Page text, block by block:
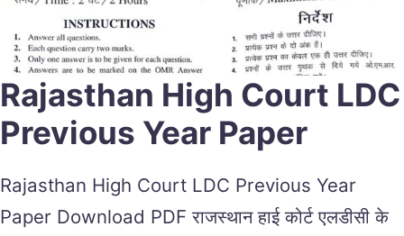
Rajasthan High Court LDC
Previous Year Paper
Rajasthan High Court LDC Previous Year
Paper Download PDF राजस्थान हाई कोर्ट एलडीसी के